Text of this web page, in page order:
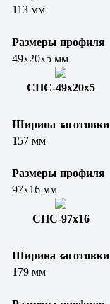
113 мм
Размеры профиля
49х20х5 мм
СПС-49х20х5
Ширина заготовки
157 мм
Размеры профиля
97х16 мм
СПС-97х16
Ширина заготовки
179 мм